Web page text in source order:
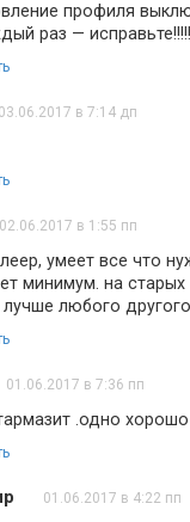
профиля
раз — исправьте!!!!!
03.06.2017 в 7:14 дп
02.06.2017 в 1:55 пп
умеет все что
минимум. на
лучше любого
01.06.2017 в 7:36 пп
.одно
01.06.2017 в 4:22 пп